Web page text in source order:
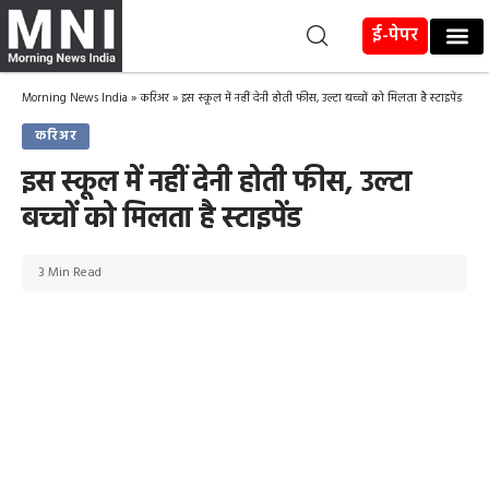
ई-पेपर
Morning News India »करिअर»इस स्कूल में नहीं देनी होती फीस, उल्टा बच्‍चों को म‍िलता है स्‍टाइपेंड
करिअर
इस स्कूल में नहीं देनी होती फीस, उल्टा
बच्‍चों को म‍िलता है स्‍टाइपेंड
3 Min Read